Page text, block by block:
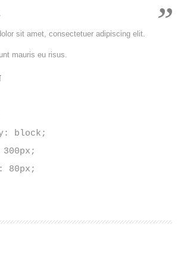
sit amet, consectetuer adipiscing elit.
mauris eu risus.